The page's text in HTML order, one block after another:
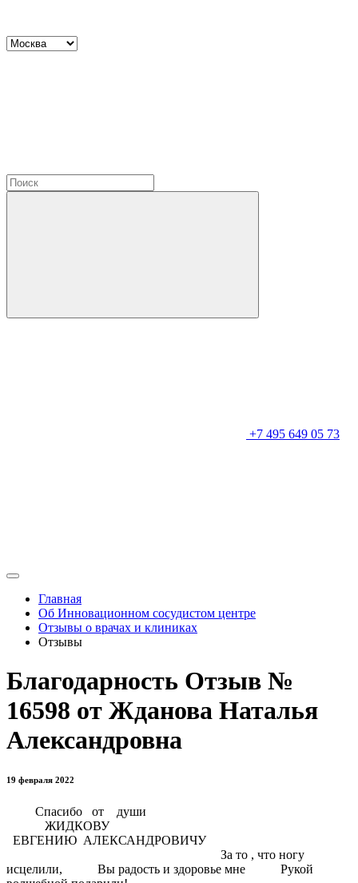
+7 495 649 05 73
Главная
Об Инновационном сосудистом центре
Отзывы о врачах и клиниках
Отзывы
Благодарность Отзыв №
16598 от Жданова Наталья
Александровна
19 февраля 2022
Спасибо от души
ЖИДКОВУ
ЕВГЕНИЮ АЛЕКСАНДРОВИЧУ
За то , что ногу
исцелили, Вы радость и здоровье мне Рукой